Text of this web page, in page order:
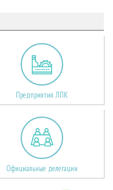
Предприятия ЛПК
Официальные делегации